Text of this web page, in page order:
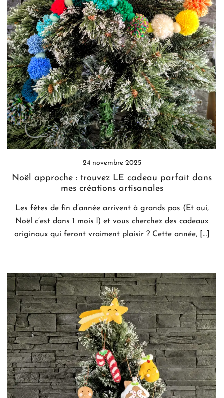
24 novembre 2025
Noël approche : trouvez LE cadeau parfait dans
mes créations artisanales
Les fêtes de fin d’année arrivent à grands pas (Et oui,
Noël c’est dans 1 mois !) et vous cherchez des cadeaux
originaux qui feront vraiment plaisir ? Cette année, […]